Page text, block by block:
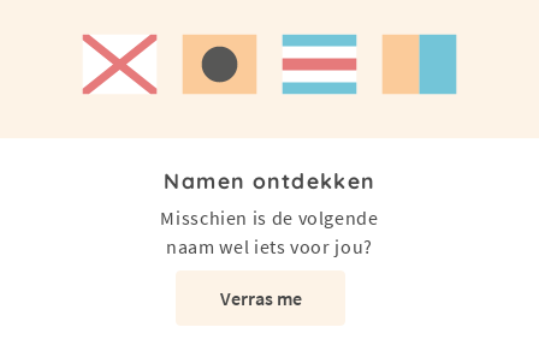
Namen ontdekken
Misschien is de volgende
naam wel iets voor jou?
Verras me